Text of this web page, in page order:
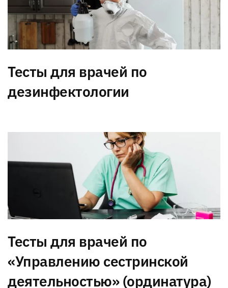
Тесты для врачей по
дезинфектологии
Тесты для врачей по
«Управлению сестринской
деятельностью» (ординатура)